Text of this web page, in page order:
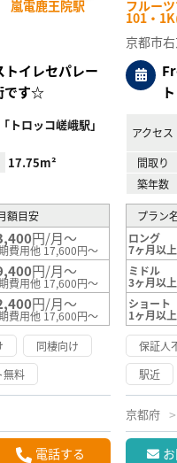
嵐電鹿王院駅
に入
イレセパレー
です☆
トロッコ嵯峨駅」
17.75m²
額目安
円/月～
費用他 17,600円～
円/月～
費用他 17,600円～
円/月～
費用他 17,600円～
同棲向け
無料
電話する
フルー
101・
京都市
アクセス
間取り
築年数
プラン
ロング
7ヶ月以
ミドル
3ヶ月以
ショート
1ヶ月以
保証人
駅近
京都府